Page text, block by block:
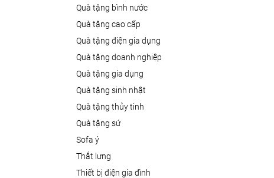
quà tặng bình nước
quà tặng cao cấp
quà tặng điện gia dụng
quà tặng doanh nghiệp
quà tặng gia dụng
quà tặng sinh nhật
quà tặng thủy tinh
quà tặng sứ
sofa ý
thắt lưng
thiết bị điện gia đình